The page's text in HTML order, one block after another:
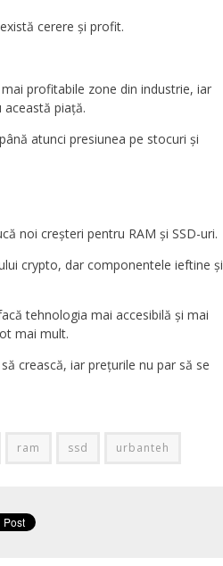
cerere și profit.
profitabile zone din industrie, iar
această piață.
atunci presiunea pe stocuri și
noi creșteri pentru RAM și SSD-uri.
crypto, dar componentele ieftine și
tehnologia mai accesibilă și mai
mai mult.
crească, iar prețurile nu par să se
ram ssd urbanteh